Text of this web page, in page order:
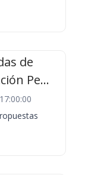
de
Pe...